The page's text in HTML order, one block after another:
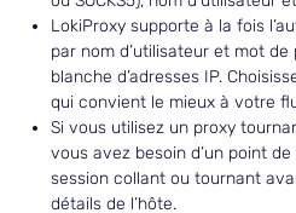
LokiProxy supporte à la fois
par nom d’utilisateur et mot de
blanche d’adresses IP.
qui convient le mieux à votre
Si vous utilisez un proxy
vous avez besoin d’un point
session collant ou tournant
détails de l’hôte.